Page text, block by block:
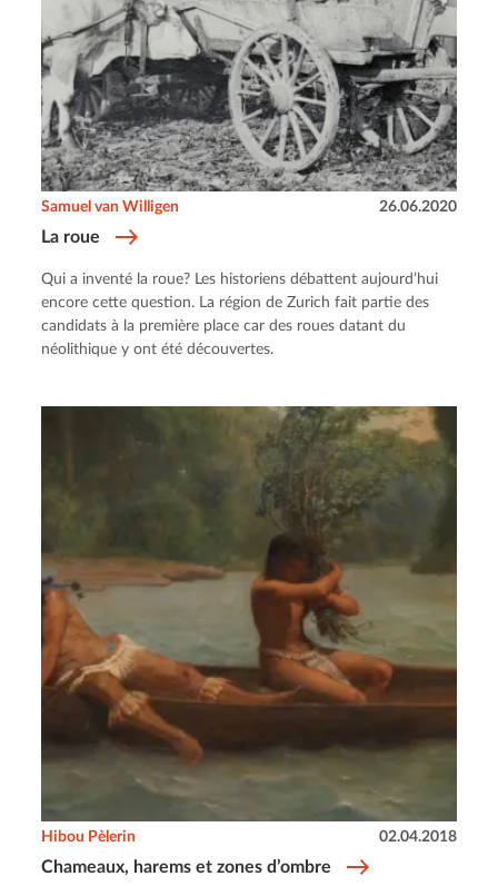
La roue
Samuel van Willigen 26.06.2020
Qui a inventé la roue? Les historiens débattent aujourd’hui
encore cette question. La région de Zurich fait partie des
candidats à la première place car des roues datant du
néolithique y ont été découvertes.
Chameaux, harems et zones d’ombre
Hibou Pèlerin 02.04.2018